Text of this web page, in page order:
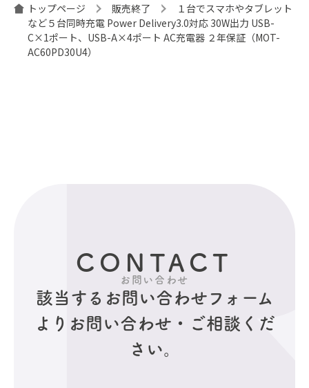
トップページ 販売終了
１台でスマホやタブレット
など５台同時充電 Power Delivery3.0対応 30W出力 USB-
C×1ポート、USB-A×4ポート AC充電器 ２年保証（MOT-
AC60PD30U4）
CONTACT
お問い合わせ
該当するお問い合わせフォーム
より お問い合わせ・ご相談くだ
さい。